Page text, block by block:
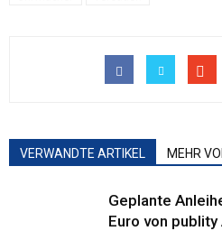
VERWANDTE ARTIKEL MEHR
Geplante
Euro von